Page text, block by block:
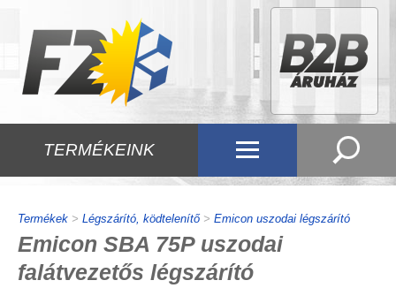
TERMÉKEINK
Termékek > Légszárító, ködtelenítő> Emicon uszodai légszárító
Emicon SBA 75P uszodai
falátvezetős légszárító